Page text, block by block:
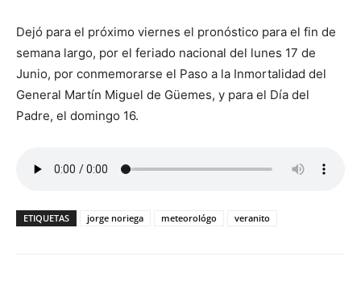
Dejó para el próximo viernes el pronóstico para el fin de
semana largo, por el feriado nacional del lunes 17 de
Junio, por conmemorarse el Paso a la Inmortalidad del
General Martín Miguel de Güemes, y para el Día del
Padre, el domingo 16.
ETIQUETAS jorge noriega meteorológo veranito